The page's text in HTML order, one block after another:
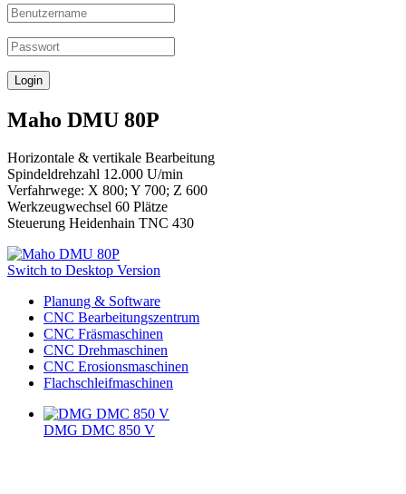
Maho DMU 80P
Horizontale & vertikale Bearbeitung
Spindeldrehzahl 12.000 U/min
Verfahrwege: X 800; Y 700; Z 600
Werkzeugwechsel 60 Plätze
Steuerung Heidenhain TNC 430
Switch to Desktop Version
Planung & Software
CNC Bearbeitungszentrum
CNC Fräsmaschinen
CNC Drehmaschinen
CNC Erosionsmaschinen
Flachschleifmaschinen
DMG DMC 850 V